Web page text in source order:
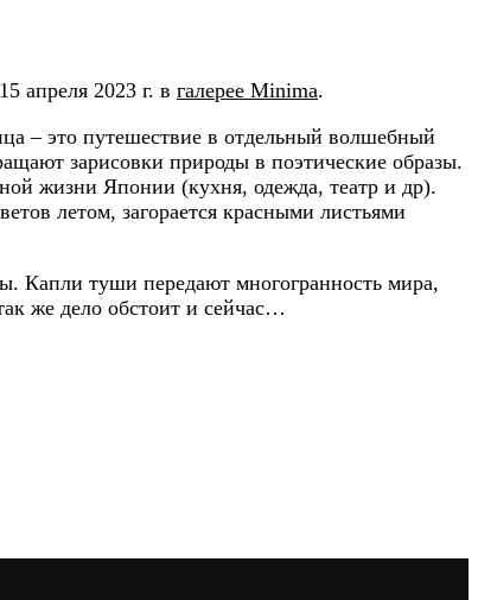
апреля 2023 г. в галерее Minima.
– это путешествие в отдельный волшебный
зарисовки природы в поэтические образы.
жизни Японии (кухня, одежда, театр и др).
летом, загорается красными листьями
Капли туши передают многогранность мира,
же дело обстоит и сейчас…